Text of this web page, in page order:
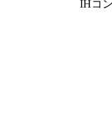
IHコ